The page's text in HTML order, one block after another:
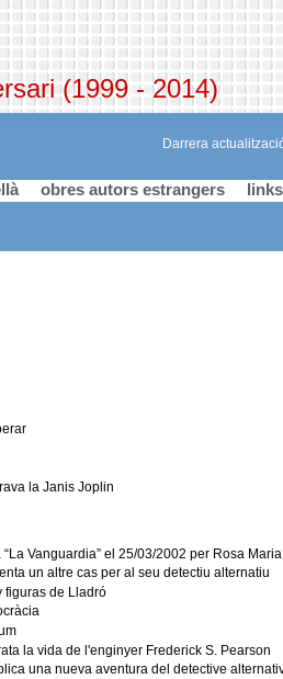
(1999 - 2014)
Darrera
obres autors estrangers
la Janis Joplin
Vanguardia” el 25/03/2002 per Rosa
un altre cas per al seu detectiu alternatiu
figuras de Lladró
la vida de l'enginyer Frederick S. Pearson
una nueva aventura del detective